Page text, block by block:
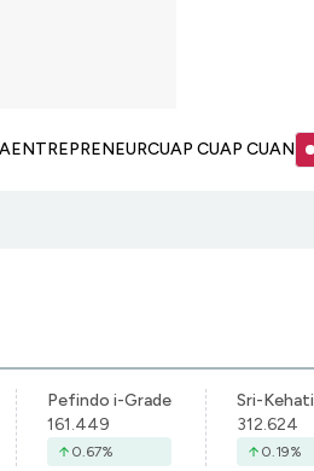
ENTREPRENEURCUAP CUAP CUAN
Pefindo i-Grade
161.449
0.67%
Sri-Kehati
312.624
0.19%